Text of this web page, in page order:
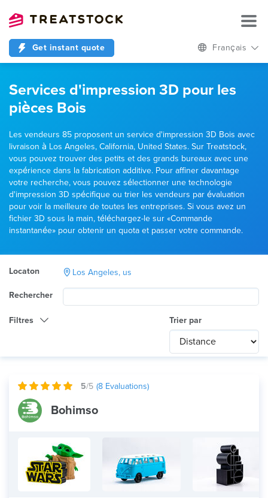
Get instant quote Français
Services d'impression 3D pour les
pièces Bois
Les vendeurs 85 proposent un service d'impression 3D Bois avec
livraison à Los Angeles, California, United States. Sur Treatstock,
vous pouvez trouver des petits et des grands bureaux avec une
expérience dans la fabrication additive. Pour affiner davantage
votre recherche, vous pouvez sélectionner une technologie
d'impression 3D spécifique ou trier les vendeurs par évaluation
pour voir la meilleure de toutes les entreprises. Si vous avez un
fichier 3D sous la main, téléchargez-le sur «Commande
instantanée» pour obtenir un quota et passer votre commande.
Locaton Los Angeles, us
Rechercher
Filtres Trier par
International
Technologie
×
Bois
5/5 (8 Evaluations)
Bohimso